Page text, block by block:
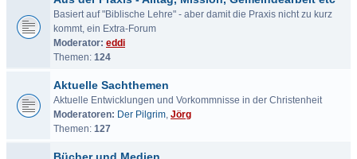
Basiert auf "Biblische Lehre" - aber damit die Praxis nicht zu kurz
kommt, ein Extra-Forum
Moderator: eddi
Themen: 124
Aktuelle Sachthemen
Aktuelle Entwicklungen und Vorkommnisse in der Christenheit
Moderatoren: Der Pilgrim, Jörg
Themen: 127